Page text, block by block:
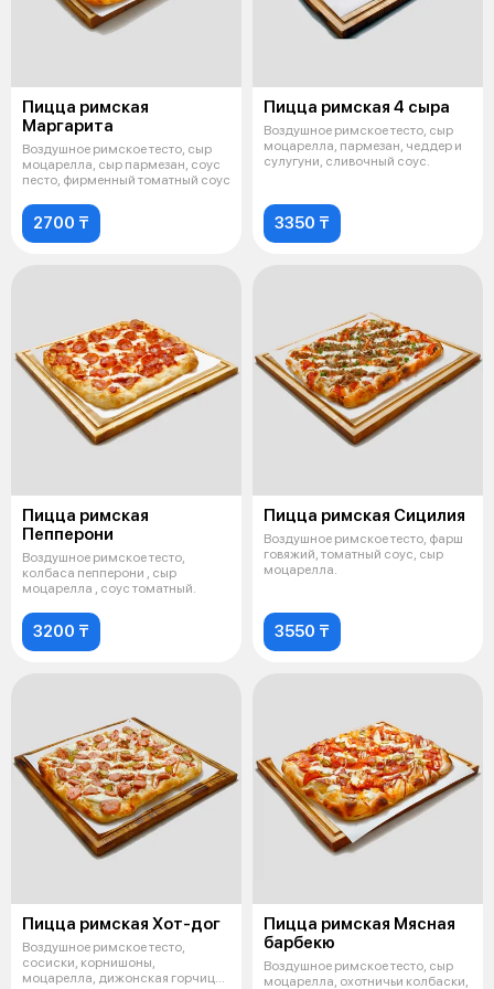
Пицца римская
Маргарита
Воздушное римское тесто, сыр
моцарелла, сыр пармезан, соус
песто, фирменный томатный соус
2700 ₸
Пицца римская 4 сыра
Воздушное римское тесто, сыр
моцарелла, пармезан, чеддер и
сулугуни, сливочный соус.
3350 ₸
Пицца римская
Пепперони
Воздушное римское тесто,
колбаса пепперони , сыр
моцарелла , соус томатный.
3200 ₸
Пицца римская Сицилия
Воздушное римское тесто, фарш
говяжий, томатный соус, сыр
моцарелла.
3550 ₸
Пицца римская Хот-дог
Воздушное римское тесто,
сосиски, корнишоны,
моцарелла, дижонская горчица,
Пицца римская Мясная
барбекю
Воздушное римское тесто, сыр
моцарелла, охотничьи колбаски,